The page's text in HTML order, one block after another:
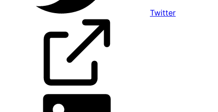
Twitter